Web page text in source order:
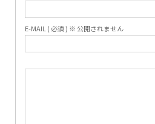
E-MAIL ( 必須 ) ※ 公開されません